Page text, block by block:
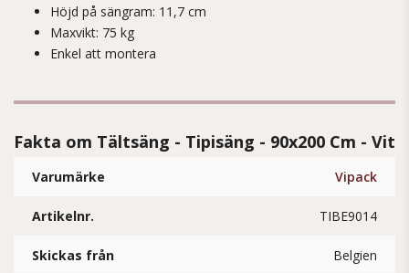
Höjd på sängram: 11,7 cm
Maxvikt: 75 kg
Enkel att montera
Fakta om Tältsäng - Tipisäng - 90x200 Cm - Vit
Varumärke Vipack
Artikelnr. TIBE9014
Skickas från Belgien